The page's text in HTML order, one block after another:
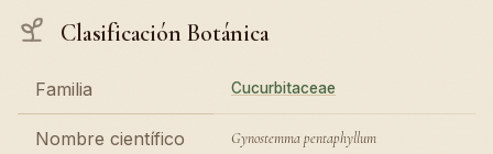
Clasificación Botánica
Familia Cucurbitaceae
Nombre científico Gynostemma pentaphyllum